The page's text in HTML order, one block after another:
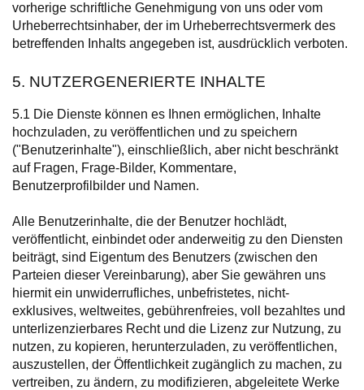
vorherige schriftliche Genehmigung von uns oder vom
Urheberrechtsinhaber, der im Urheberrechtsvermerk des
betreffenden Inhalts angegeben ist, ausdrücklich verboten.
5. NUTZERGENERIERTE INHALTE
5.1 Die Dienste können es Ihnen ermöglichen, Inhalte
hochzuladen, zu veröffentlichen und zu speichern
("Benutzerinhalte"), einschließlich, aber nicht beschränkt
auf Fragen, Frage-Bilder, Kommentare,
Benutzerprofilbilder und Namen.
Alle Benutzerinhalte, die der Benutzer hochlädt,
veröffentlicht, einbindet oder anderweitig zu den Diensten
beiträgt, sind Eigentum des Benutzers (zwischen den
Parteien dieser Vereinbarung), aber Sie gewähren uns
hiermit ein unwiderrufliches, unbefristetes, nicht-
exklusives, weltweites, gebührenfreies, voll bezahltes und
unterlizenzierbares Recht und die Lizenz zur Nutzung, zu
nutzen, zu kopieren, herunterzuladen, zu veröffentlichen,
auszustellen, der Öffentlichkeit zugänglich zu machen, zu
vertreiben, zu ändern, zu modifizieren, abgeleitete Werke